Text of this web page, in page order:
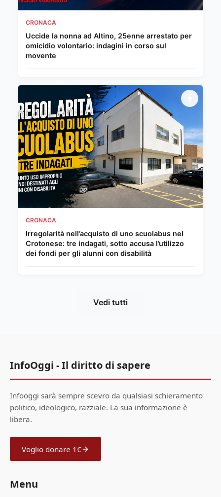
CRONACA
Uccide la nonna ad Altino, 25enne arrestato per
omicidio volontario: indagini in corso sul
movente
CRONACA
Irregolarità nell’acquisto di uno scuolabus nel
Crotonese: tre indagati, sotto accusa l’utilizzo
dei fondi per gli alunni con disabilità
Vedi tutti
InfoOggi - Il diritto di sapere
Infooggi sarà sempre scevro da qualsiasi schieramento
politico, ideologico, razziale. La sua informazione è
libera.
Voglio donare 1€
Menu